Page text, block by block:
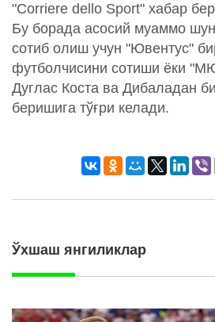
"Corriere dello Sport" хабар
Бу борада асосий муаммо
сотиб олиш учун "Ювентус"
футболчисини сотиши ёки
Дуглас Коста ва Дибаладан
беришига тўғри келади.
Ўхшаш янгиликлар